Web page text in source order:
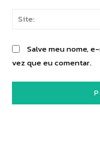
Salve meu nome,
vez que eu comentar.